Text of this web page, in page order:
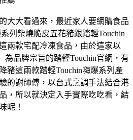
大大看過來，最近家人要網購食品
列柴燒脆皮五花豬跟踏輕Touchin
兩款宅配冷凍食品，由於這家以
為品牌宗旨的踏輕Touchin官網，有
豬這兩款踏輕Touchin嗨爆系列產
的謝師傅，以台式烹調手法結合港
，所以就決定入手實際吃吃看，結
呢！